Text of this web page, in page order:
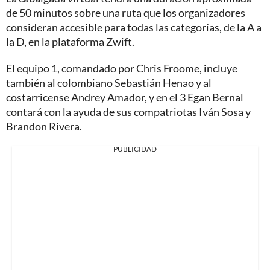
de 50 minutos sobre una ruta que los organizadores
consideran accesible para todas las categorías, de la A a
la D, en la plataforma Zwift.
El equipo 1, comandado por Chris Froome, incluye
también al colombiano Sebastián Henao y al
costarricense Andrey Amador, y en el 3 Egan Bernal
contará con la ayuda de sus compatriotas Iván Sosa y
Brandon Rivera.
PUBLICIDAD